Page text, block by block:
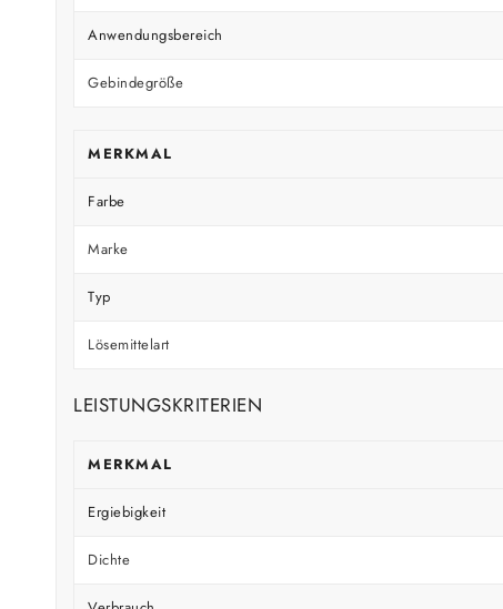
Anwendungsbereich
Gebindegröße
MERKMAL
Farbe
Marke
Typ
Lösemittelart
LEISTUNGSKRITERIEN
MERKMAL
Ergiebigkeit
Dichte